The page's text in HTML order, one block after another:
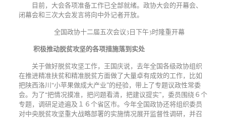
目前，大会各项准备工作已全部就绪。政协大会的开幕会、
闭幕会和三次大会发言将向中外记者开放。
全国政协十二届五次会议3日下午3时隆重开幕
积极推动脱贫攻坚的各项措施落到实处
关于做好脱贫攻坚工作，王国庆说，去年全国各级政协组织
在推进精准扶贫和精准脱贫方面做了大量卓有成效的工作，比如
把陕西洛川“小苹果做成大产业”的经验，带上了专题议政性常委
会。为了“把情况摸准，把问题看清，把建议提实”，委员围绕６个
专题，调研足迹遍及１６个省区市。今年全国政协还将组织委员
对中央脱贫攻坚重大战略部署的实施情况展开监督性调研，并召